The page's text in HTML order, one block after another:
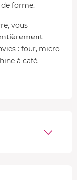
forme.
vous
: four, micro-
à café,